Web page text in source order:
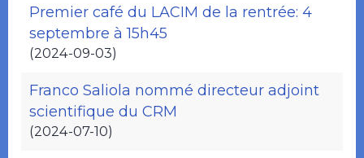
Premier café du LACIM de la rentrée: 4
septembre à 15h45
(2024-09-03)
Franco Saliola nommé directeur adjoint
scientifique du CRM
(2024-07-10)